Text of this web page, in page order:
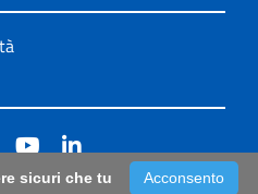
Acconsento
sicuri che tu